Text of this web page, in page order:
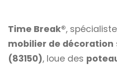
Time Break®,
mobilier de décoration
(83150), loue des